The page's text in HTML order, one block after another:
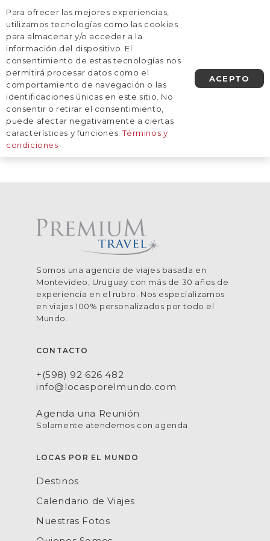
AGENDA UNA LLAMADA
Inicio / Destinos / Latinoamérica
Costa Rica
De momento, no tenemos viajes
planificados a este destino.
Somos una agencia de viajes basada en
Montevideo, Uruguay con más de 30 años de
experiencia en el rubro. Nos especializamos
en viajes 100% personalizados por todo el
Mundo.
CONTACTO
+(598) 92 626 482
info@locasporelmundo.com
Agenda una Reunión
Solamente atendemos con agenda
LOCAS POR EL MUNDO
Destinos
Calendario de Viajes
Nuestras Fotos
Para ofrecer las mejores experiencias,
utilizamos tecnologías como las cookies
para almacenar y/o acceder a la
información del dispositivo. El
consentimiento de estas tecnologías nos
permitirá procesar datos como el
comportamiento de navegación o las
identificaciones únicas en este sitio. No
consentir o retirar el consentimiento,
puede afectar negativamente a ciertas
características y funciones.Términos y
condiciones
ACEPTO